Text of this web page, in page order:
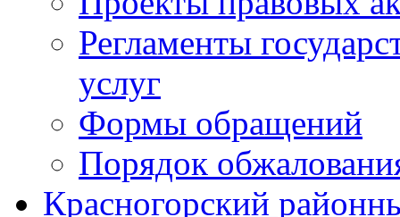
Регламенты
услуг
Формы обращений
Порядок
Красногорский